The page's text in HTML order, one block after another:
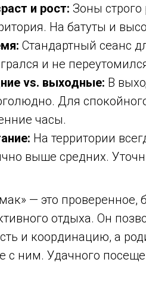
и рост: Зоны
На батуты и
Стандартный сеанс
и не
vs. выходные: В
Для
часы.
На территории
выше средних.
— это проверенное,
отдыха. Он
и координацию, а
с ним. Удачного